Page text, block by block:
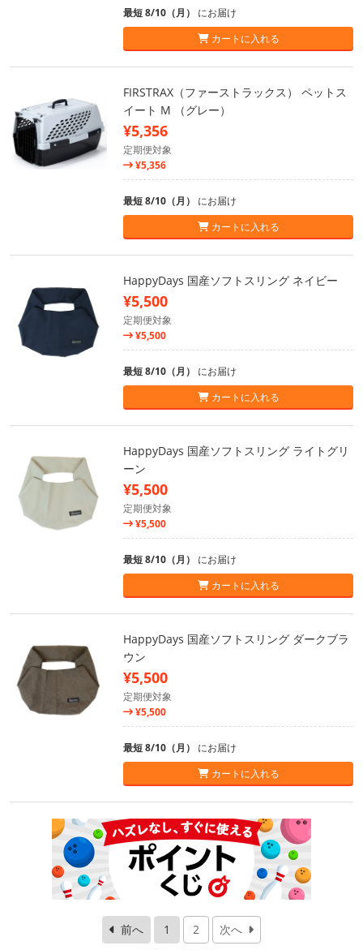
最短 8/10（月） にお届け
カートに入れる
FIRSTRAX（ファーストラックス） ペットス
イート M （グレー）
¥5,356
定期便対象
¥5,356
最短 8/10（月） にお届け
カートに入れる
HappyDays 国産ソフトスリング ネイビー
¥5,500
定期便対象
¥5,500
最短 8/10（月） にお届け
カートに入れる
HappyDays 国産ソフトスリング ライトグリ
ーン
¥5,500
定期便対象
¥5,500
最短 8/10（月） にお届け
カートに入れる
HappyDays 国産ソフトスリング ダークブラ
ウン
¥5,500
定期便対象
¥5,500
最短 8/10（月） にお届け
カートに入れる
前へ 1 2 次へ